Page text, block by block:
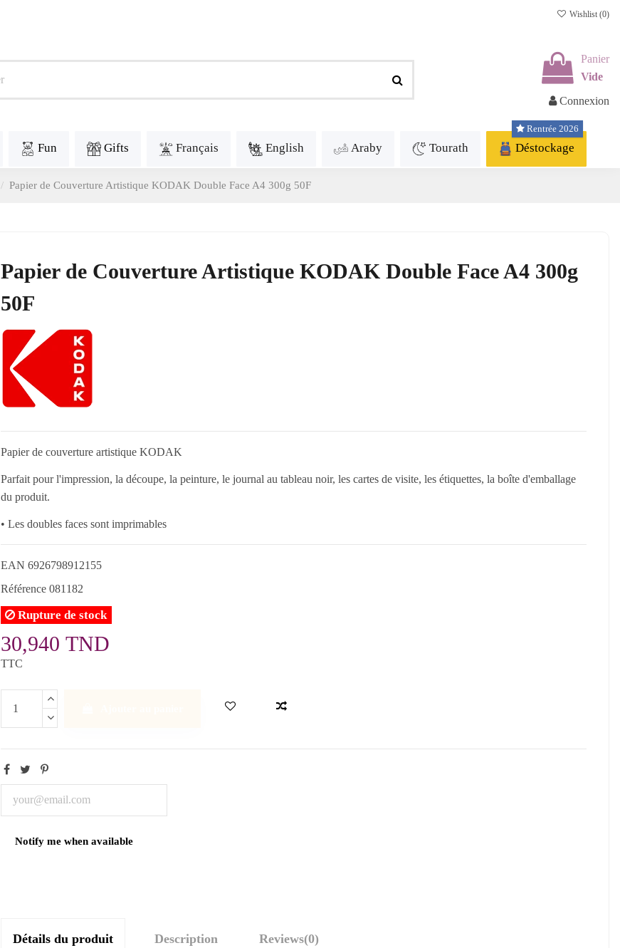
Wishlist (0)
Panier
Vide
Connexion
Fun Gifts Français English Araby Tourath Déstockage
Rentrée 2026
Papier de Couverture Artistique KODAK Double Face A4 300g 50F
Papier de Couverture Artistique KODAK Double Face A4 300g
50F
Papier de couverture artistique KODAK
Parfait pour l'impression, la découpe, la peinture, le journal au tableau noir, les cartes de visite, les étiquettes, la boîte d'emballage
du produit.
• Les doubles faces sont imprimables
EAN 6926798912155
Référence 081182
Rupture de stock
30,940 TND
TTC
Détails du produit Description Reviews(0)